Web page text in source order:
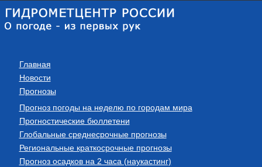
Главная
Новости
Прогнозы
Прогноз погоды на неделю по городам мира
Прогностические бюллетени
Глобальные среднесрочные прогнозы
Региональные краткосрочные прогнозы
Прогноз осадков на 2 часа (наукастинг)